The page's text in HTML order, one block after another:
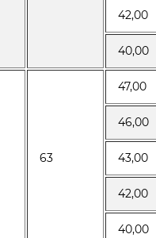
42,00
40,00
63
47,00
46,00
43,00
42,00
40,00